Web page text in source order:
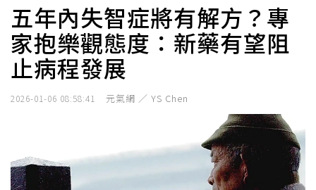
五年內失智症將有解方？專
家抱樂觀態度：新藥有望阻
止病程發展
2026-01-06 08:58:41 元氣網 ／ YS Chen